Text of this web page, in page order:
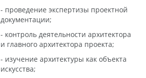
- проведение экспертизы проектной
документации;
- контроль деятельности архитектора
и главного архитектора проекта;
- изучение архитектуры как объекта
искусства;